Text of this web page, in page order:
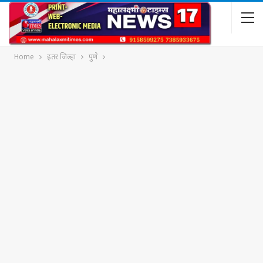
Home इतर जिल्हा पुणे